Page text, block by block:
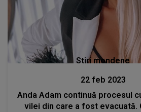
Stiri mondene
22 feb 2023
Anda Adam continuă procesul
vilei din care a fost evacuată.